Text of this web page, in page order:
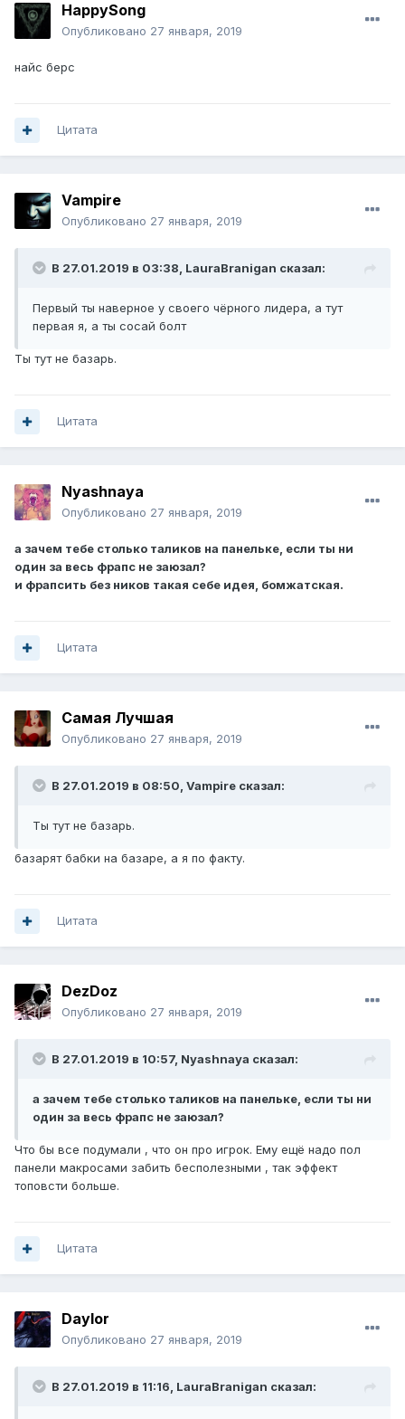
HappySong
Опубликовано 27 января, 2019
найс берс
Цитата
Vampirе
Опубликовано 27 января, 2019
В 27.01.2019 в 03:38, LauraBranigan сказал:
Первый ты наверное у своего чёрного лидера, а тут
первая я, а ты сосай болт
Ты тут не базарь.
Цитата
Nyashnaya
Опубликовано 27 января, 2019
а зачем тебе столько таликов на панельке, если ты ни
один за весь фрапс не заюзал?
и фрапсить без ников такая себе идея, бомжатская.
Цитата
Самая Лучшая
Опубликовано 27 января, 2019
В 27.01.2019 в 08:50, Vampirе сказал:
Ты тут не базарь.
базарят бабки на базаре, а я по факту.
Цитата
DezDoz
Опубликовано 27 января, 2019
В 27.01.2019 в 10:57, Nyashnaya сказал:
а зачем тебе столько таликов на панельке, если ты ни
один за весь фрапс не заюзал?
Что бы все подумали , что он про игрок. Ему ещё надо пол
панели макросами забить бесполезными , так эффект
топовсти больше.
Цитата
Daylor
Опубликовано 27 января, 2019
В 27.01.2019 в 11:16, LauraBranigan сказал: